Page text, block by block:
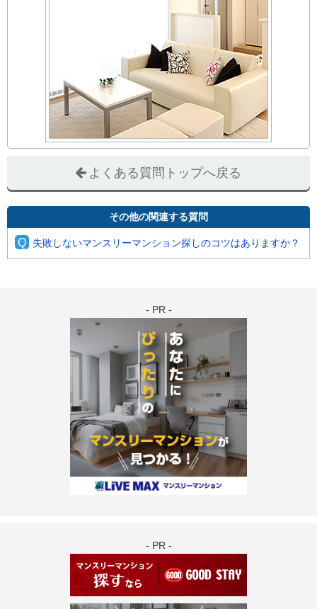
よくある質問トップへ戻る
その他の関連する質問
Q 失敗しないマンスリーマンション探しのコツはありますか？
- PR -
- PR -